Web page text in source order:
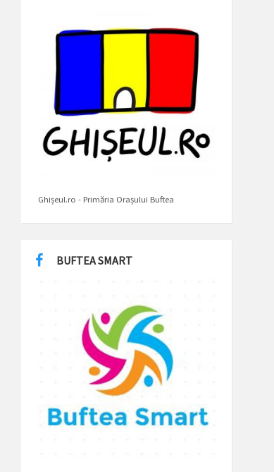
Ghișeul.ro - Primăria Orașului Buftea
BUFTEA SMART